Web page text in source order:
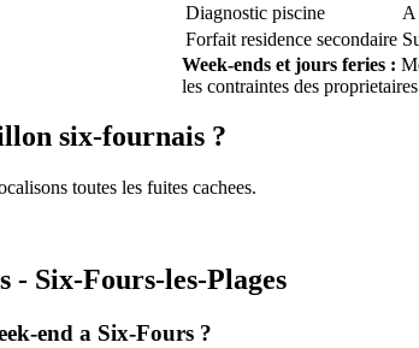
Diagnostic piscine
A
Forfait residence secondaire
Week-ends et jours feries :
les contraintes des
six-fournais ?
toutes les fuites cachees.
- Six-Fours-les-Plages
end a Six-Fours ?